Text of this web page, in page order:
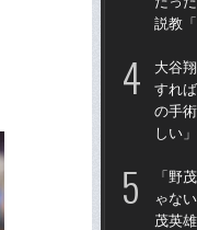
説教
大谷
すれ
の手
しい
「野
ゃな
茂英